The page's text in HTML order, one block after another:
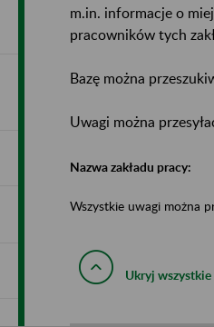
m.in. informacje o
pracowników tych
Bazę można
Uwagi można
Nazwa zakładu pracy:
Wszystkie uwagi można
Ukryj